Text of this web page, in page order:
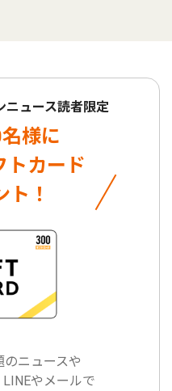
ニュース読者限定
様に
トカード
ト！
ニュースや
やメールで